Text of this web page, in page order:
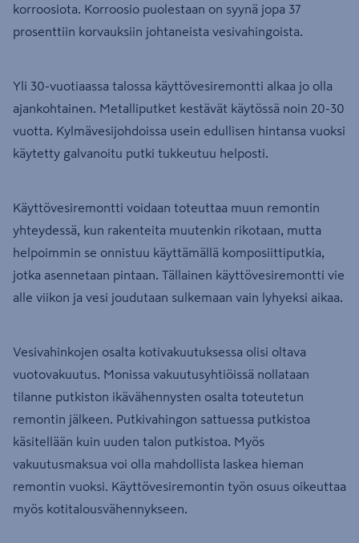
korroosiota. Korroosio puolestaan on syynä jopa 37
prosenttiin korvauksiin johtaneista vesivahingoista.
Yli 30-vuotiaassa talossa käyttövesiremontti alkaa jo olla
ajankohtainen. Metalliputket kestävät käytössä noin 20-30
vuotta. Kylmävesijohdoissa usein edullisen hintansa vuoksi
käytetty galvanoitu putki tukkeutuu helposti.
Käyttövesiremontti voidaan toteuttaa muun remontin
yhteydessä, kun rakenteita muutenkin rikotaan, mutta
helpoimmin se onnistuu käyttämällä komposiittiputkia,
jotka asennetaan pintaan. Tällainen käyttövesiremontti vie
alle viikon ja vesi joudutaan sulkemaan vain lyhyeksi aikaa.
Vesivahinkojen osalta kotivakuutuksessa olisi oltava
vuotovakuutus. Monissa vakuutusyhtiöissä nollataan
tilanne putkiston ikävähennysten osalta toteutetun
remontin jälkeen. Putkivahingon sattuessa putkistoa
käsitellään kuin uuden talon putkistoa. Myös
vakuutusmaksua voi olla mahdollista laskea hieman
remontin vuoksi. Käyttövesiremontin työn osuus oikeuttaa
myös kotitalousvähennykseen.